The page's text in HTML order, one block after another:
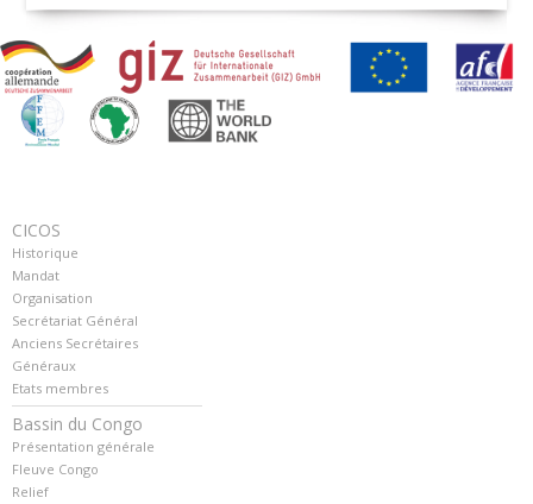
CICOS
Historique
Mandat
Organisation
Secrétariat Général
Anciens Secrétaires
Généraux
Etats membres
Bassin du Congo
Présentation générale
Fleuve Congo
Relief